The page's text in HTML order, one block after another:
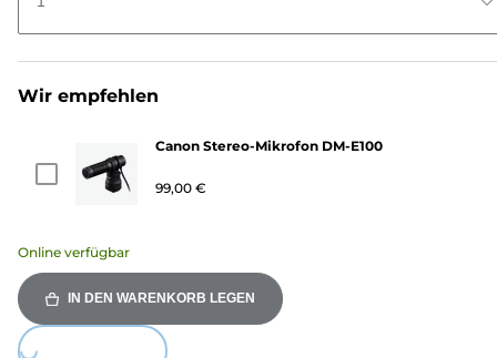
Wir empfehlen
Canon Stereo-Mikrofon DM-E100
99,00 €
Online verfügbar
IN DEN WARENKORB LEGEN
Loading...